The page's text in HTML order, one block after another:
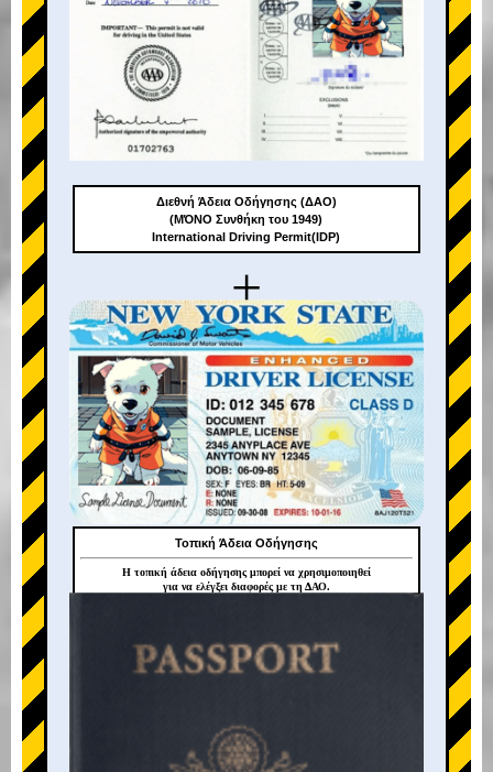
+
+
Διεθνή Άδεια Οδήγησης (ΔΑΟ)
(ΜΌΝΟ Συνθήκη του 1949)
International Driving Permit(IDP)
Τοπική Άδεια Οδήγησης
Η τοπική άδεια οδήγησης μπορεί να χρησιμοποιηθεί
για να ελέγξει διαφορές με τη ΔΑΟ.